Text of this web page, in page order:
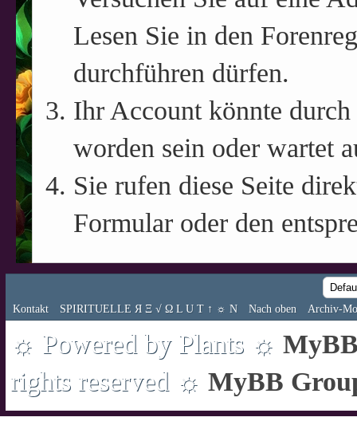
Lesen Sie in den
durchführen dürfen.
Ihr Account könnte
worden sein oder wartet
Sie rufen diese Seite
Formular oder den
Kontakt SPIRITUELLE Я Ξ √ Ω L U T ↑ ☼ N Nach oben Archiv-
☼ Powered by Plants ☼
rights reserved ☼ MyBB